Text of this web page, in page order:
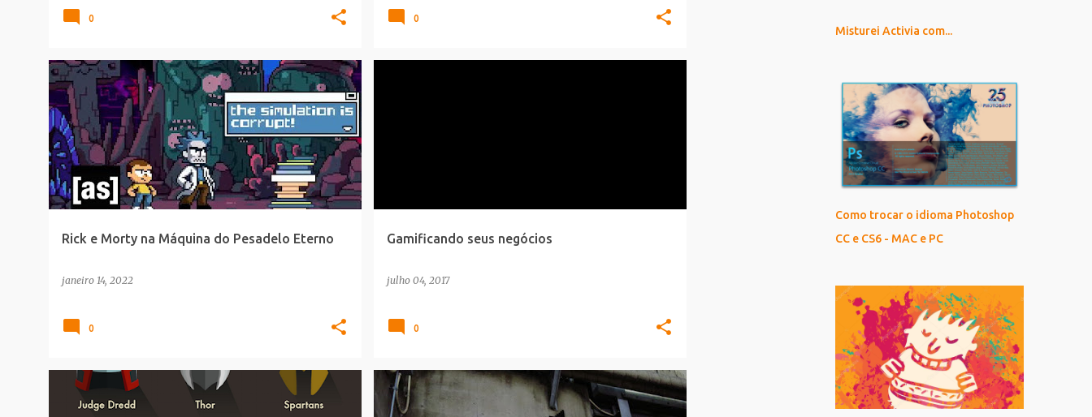
0 0
Rick e Morty na Máquina do Pesadelo Eterno
janeiro 14, 2022
ANIMACAO GAMES RICK AND MORTY
0
Gamificando seus negócios
julho 04, 2017
0
ARQUIVOCOMICS HEROIS GAMES PIXELART STREET_ART
Misturei Activia com...
Como trocar o idioma Photoshop
CC e CS6 - MAC e PC